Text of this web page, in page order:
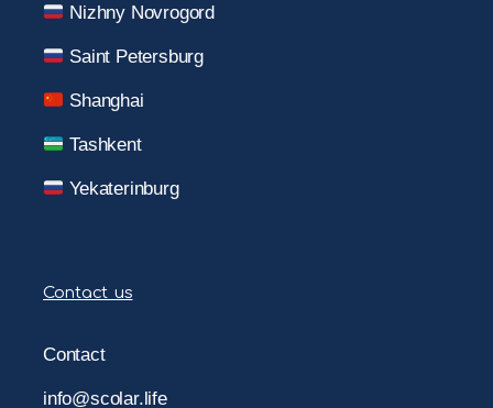
Nizhny Novrogord
Saint Petersburg
Shanghai
Tashkent
Yekaterinburg
Contact us
Contact
info@scolar.life